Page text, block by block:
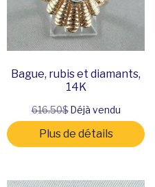
Bague, rubis et diamants,
14K
616.50$Déjà vendu
Plus de détails